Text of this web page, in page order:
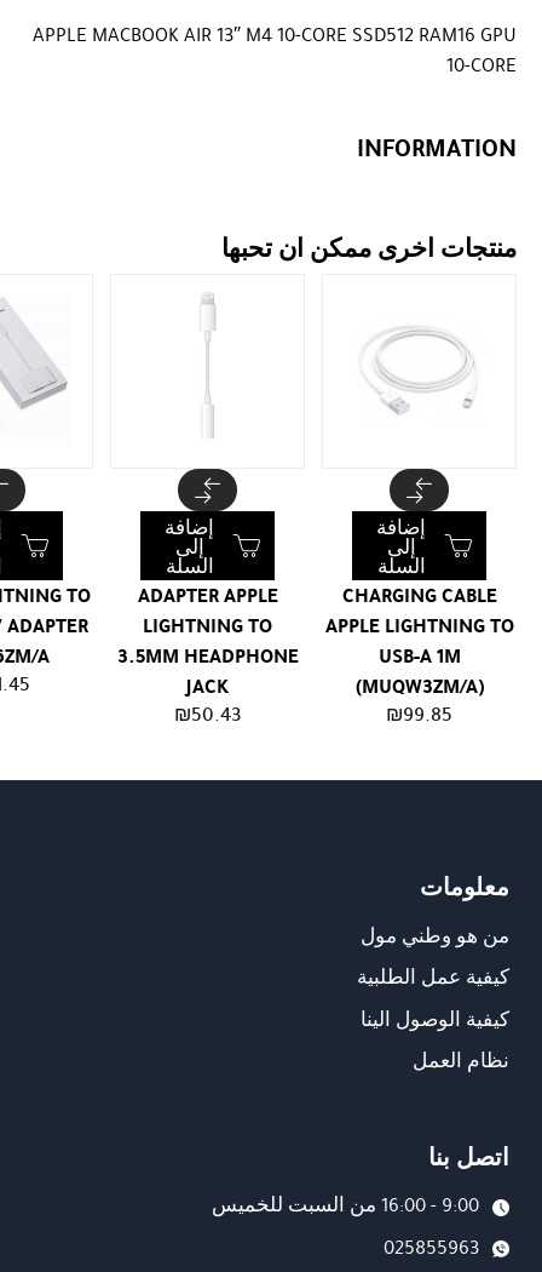
APPLE MACBOOK AIR 13″ M4 10-CORE SSD512 RAM16 GPU
10-CORE
INFORMATION
منتجات اخرى ممكن ان تحبها
CHARGING CABLE
APPLE LIGHTNING TO
USB-A 1M
(MUQW3ZM/A)
₪99.85
إضافة
إلى
السلة
ADAPTER APPLE
LIGHTNING TO
3.5MM HEADPHONE
JACK
₪50.43
إضافة
إلى
السلة
TO
A
معلومات
من هو وطني مول
كيفية عمل الطلبية
كيفية الوصول الينا
نظام العمل
اتصل بنا
9:00 - 16:00 من السبت للخميس
025855963